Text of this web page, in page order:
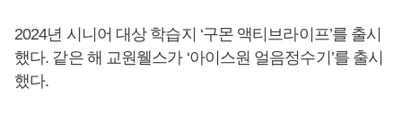
2024년 시니어 대상 학습지 ‘구몬 액티브라이프’를 출시
했다. 같은 해 교원웰스가 ‘아이스원 얼음정수기’를 출시
했다.